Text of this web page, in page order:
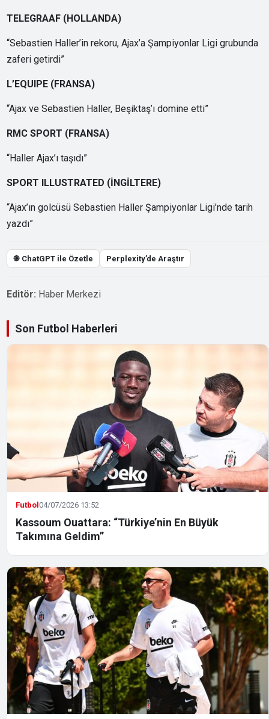
TELEGRAAF (HOLLANDA)
“Sebastien Haller’in rekoru, Ajax’a Şampiyonlar Ligi grubunda
zaferi getirdi”
L’EQUIPE (FRANSA)
“Ajax ve Sebastien Haller, Beşiktaş’ı domine etti”
RMC SPORT (FRANSA)
“Haller Ajax’ı taşıdı”
SPORT ILLUSTRATED (İNGİLTERE)
“Ajax’ın golcüsü Sebastien Haller Şampiyonlar Ligi’nde tarih
yazdı”
֎ ChatGPT ile Özetle Perplexity’de Araştır
Editör: Haber Merkezi
Son Futbol Haberleri
Futbol04/07/2026 13:52
Kassoum Ouattara: “Türkiye’nin En Büyük
Takımına Geldim”